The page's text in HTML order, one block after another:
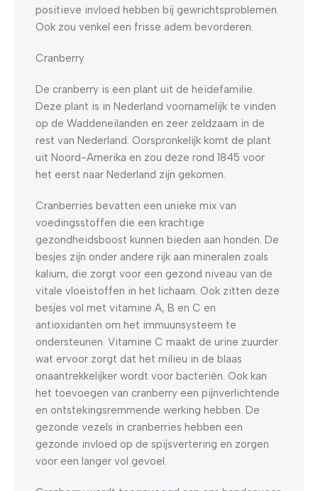
positieve invloed hebben bij gewrichtsproblemen.
Ook zou venkel een frisse adem bevorderen.
Cranberry
De cranberry is een plant uit de heidefamilie.
Deze plant is in Nederland voornamelijk te vinden
op de Waddeneilanden en zeer zeldzaam in de
rest van Nederland. Oorspronkelijk komt de plant
uit Noord-Amerika en zou deze rond 1845 voor
het eerst naar Nederland zijn gekomen.
Cranberries bevatten een unieke mix van
voedingsstoffen die een krachtige
gezondheidsboost kunnen bieden aan honden. De
besjes zijn onder andere rijk aan mineralen zoals
kalium, die zorgt voor een gezond niveau van de
vitale vloeistoffen in het lichaam. Ook zitten deze
besjes vol met vitamine A, B en C en
antioxidanten om het immuunsysteem te
ondersteunen. Vitamine C maakt de urine zuurder
wat ervoor zorgt dat het milieu in de blaas
onaantrekkelijker wordt voor bacteriën. Ook kan
het toevoegen van cranberry een pijnverlichtende
en ontstekingsremmende werking hebben. De
gezonde vezels in cranberries hebben een
gezonde invloed op de spijsvertering en zorgen
voor een langer vol gevoel.